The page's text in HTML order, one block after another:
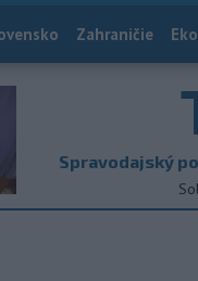
Zahraničie
Spravodajský